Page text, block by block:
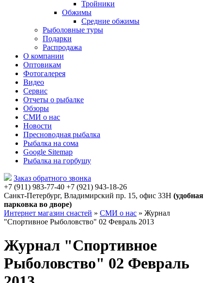
Тройники
Обжимы
Средние обжимы
Рыболовные туры
Подарки
Распродажа
О компании
Оптовикам
Фотогалерея
Видео
Сервис
Отчеты о рыбалке
Обзоры
СМИ о нас
Новости
Пресноводная рыбалка
Рыбалка на сома
Google Sitemap
Рыбалка на горбушу
Заказ обратного звонка
+7 (911) 983-77-40 ‭+7 (921) 943-18-26
Санкт-Петербург, Владимирский пр. 15, офис 33Н (удобная
парковка во дворе)
Интернет магазин снастей » СМИ о нас » Журнал
"Спортивное Рыболовство" 02 Февраль 2013
Журнал "Спортивное
Рыболовство" 02 Февраль